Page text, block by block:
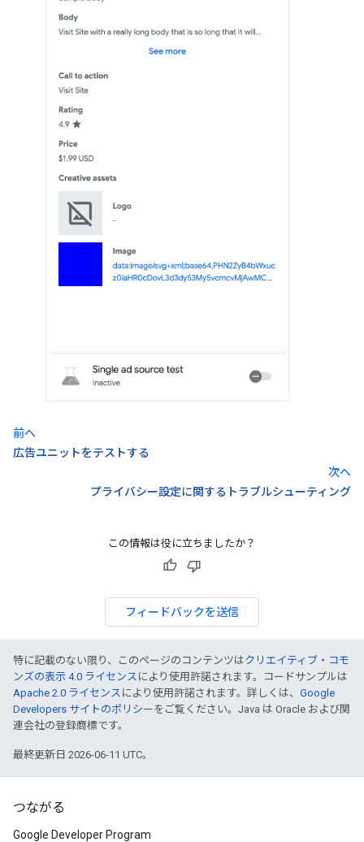
前へ
広告ユニットをテストする
次へ
プライバシー設定に関するトラブルシューティング
この情報は役に立ちましたか？
フィードバックを送信
特に記載のない限り、このページのコンテンツはクリエイティブ・コモ
ンズの表示 4.0 ライセンス により使用許諾されます。コードサンプルは
Apache 2.0 ライセンス により使用許諾されます。詳しくは、 Google
Developers サイトのポリシー をご覧ください。Java は Oracle および関
連会社の登録商標です。
最終更新日 2026-06-11 UTC。
つながる
Google Developer Program